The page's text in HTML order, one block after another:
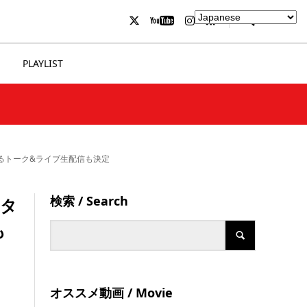
PLAYLIST
ーク&ライブ生配信も決定
検索 / Search
オススメ動画 / Movie